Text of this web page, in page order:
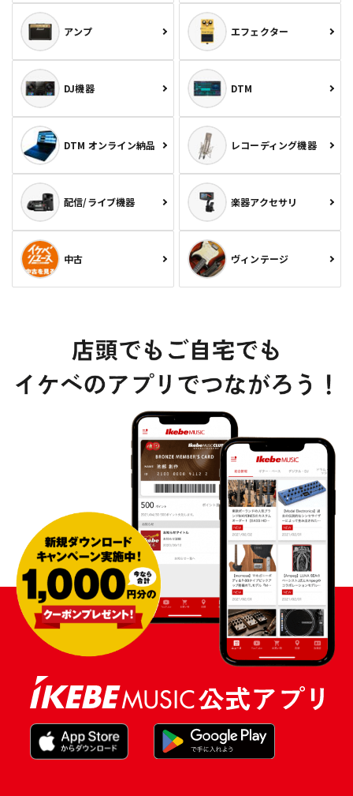
アンプ エフェクター
DJ機器 DTM
DTM オンライン納品 レコーディング機器
配信/ライブ機器 楽器アクセサリ
中古 ヴィンテージ